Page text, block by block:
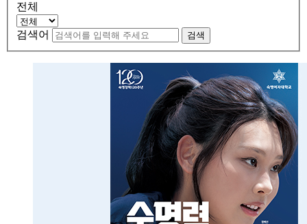
전체
검색어 검색